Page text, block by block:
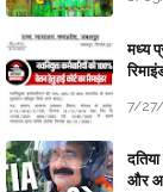
मध्य
7/
और